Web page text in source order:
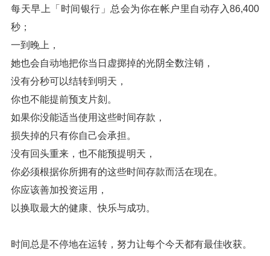
每天早上「时间银行」总会为你在帐户里自动存入86,400
秒；
一到晚上，
她也会自动地把你当日虚掷掉的光阴全数注销，
没有分秒可以结转到明天，
你也不能提前预支片刻。
如果你没能适当使用这些时间存款，
损失掉的只有你自己会承担。
没有回头重来，也不能预提明天，
你必须根据你所拥有的这些时间存款而活在现在。
你应该善加投资运用，
以换取最大的健康、快乐与成功。
时间总是不停地在运转，努力让每个今天都有最佳收获。